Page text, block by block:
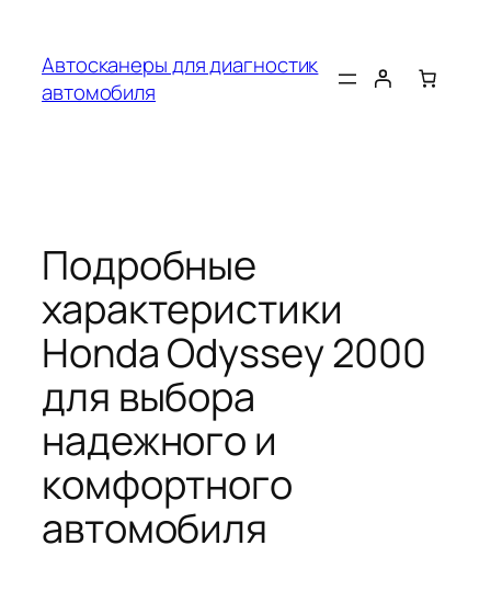
содержимому
Автосканеры для диагностик
автомобиля
Подробные
характеристики
Honda Odyssey 2000
для выбора
надежного и
комфортного
автомобиля